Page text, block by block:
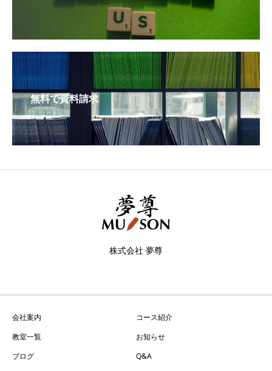
無料で資料請求
株式会社 夢尊
会社案内
コース紹介
教室一覧
お知らせ
ブログ
Q&A